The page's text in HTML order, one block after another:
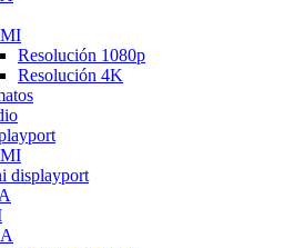
Resolución 1080p
Resolución 4K
displayport